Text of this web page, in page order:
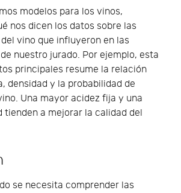
modelos para los vinos,
nos dicen los datos sobre las
vino que influyeron en las
nuestro jurado. Por ejemplo, esta
principales resume la relación
densidad y la probabilidad de
Una mayor acidez fija y una
tienden a mejorar la calidad del
se necesita comprender las